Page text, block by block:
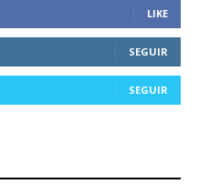
LIKE
SEGUIR
SEGUIR